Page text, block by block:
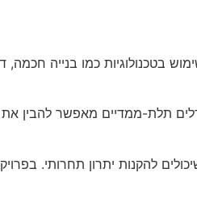
בטכנולוגיות כמו בנייה חכמה,
תלת-ממדיים מאפשר להבין
להקנות יתרון תחרותי.